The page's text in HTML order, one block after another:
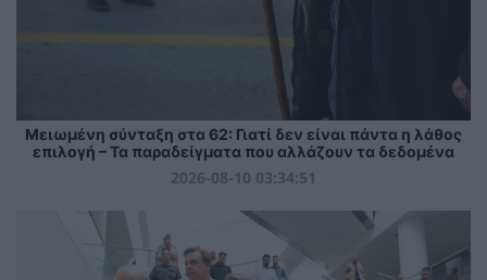
Μειωμένη σύνταξη στα 62: Γιατί δεν είναι πάντα η λάθος
επιλογή – Τα παραδείγματα που αλλάζουν τα δεδομένα
2026-08-10 03:34:51